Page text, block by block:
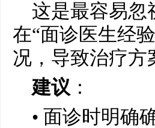
这是最容易忽
在“面诊医生经
况，导致治疗方
建议 ：
• 面诊时明确